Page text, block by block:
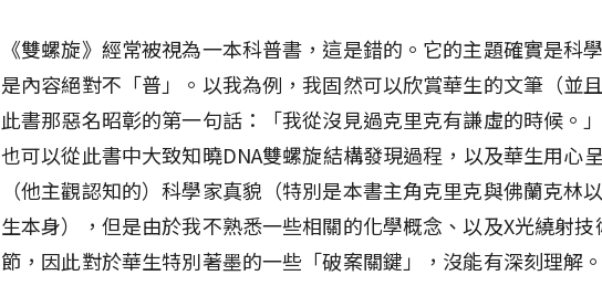
《雙螺旋》經常被視為一本科普書，這是錯的。它的主題確實是科
是內容絕對不「普」。以我為例，我固然可以欣賞華生的文筆（並
此書那惡名昭彰的第一句話：「我從沒見過克里克有謙虛的時候。
也可以從此書中大致知曉DNA雙螺旋結構發現過程，以及華生用心
（他主觀認知的）科學家真貌（特別是本書主角克里克與佛蘭克林
生本身），但是由於我不熟悉一些相關的化學概念、以及X光繞射技
節，因此對於華生特別著墨的一些「破案關鍵」，沒能有深刻理解。